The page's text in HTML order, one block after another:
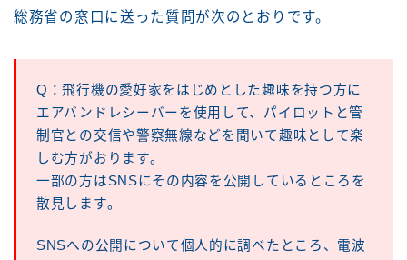
総務省の窓口に送った質問が次のとおりです。
Q：飛行機の愛好家をはじめとした趣味を持つ方に
エアバンドレシーバーを使用して、パイロットと管
制官との交信や警察無線などを聞いて趣味として楽
しむ方がおります。
一部の方はSNSにその内容を公開しているところを
散見します。
SNSへの公開について個人的に調べたところ、電波